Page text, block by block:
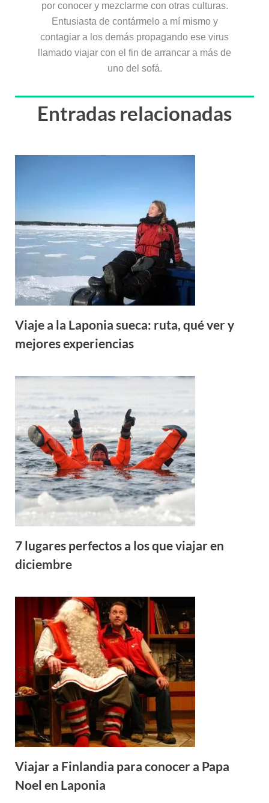
por conocer y mezclarme con otras culturas.
Entusiasta de contármelo a mí mismo y
contagiar a los demás propagando ese virus
llamado viajar con el fin de arrancar a más de
uno del sofá.
Entradas relacionadas
Viaje a la Laponia sueca: ruta, qué ver y
mejores experiencias
7 lugares perfectos a los que viajar en
diciembre
Viajar a Finlandia para conocer a Papa
Noel en Laponia